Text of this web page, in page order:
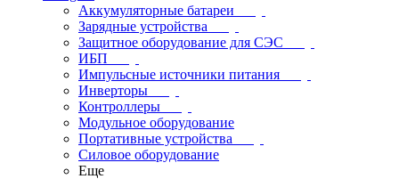
Аккумуляторные батареи
Зарядные устройства
Защитное оборудование для СЭС
ИБП
Импульсные источники питания
Инверторы
Контроллеры
Модульное оборудование
Портативные устройства
Силовое оборудование
Еще